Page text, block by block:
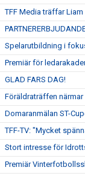
TFF Media träffar Liam
Spelarutbildning i
Premiär för
GLAD FARS DAG!
Föräldraträffen närmar
Domaranmälan ST-
TFF-TV: "Mycket
Stort intresse för
Premiär